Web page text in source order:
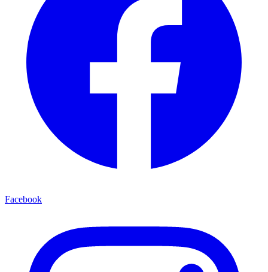
Facebook